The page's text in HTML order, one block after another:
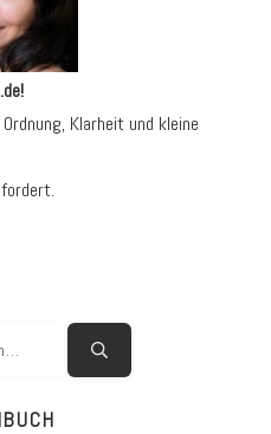
Klarheit und kleine